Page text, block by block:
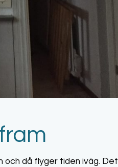
och då flyger tiden iväg. Det